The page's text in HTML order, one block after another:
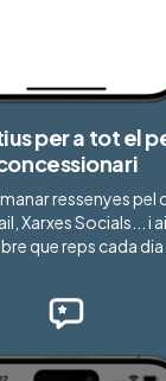
per a tot el
ressenyes pel
Xarxes Socials... i
que reps cada dia.